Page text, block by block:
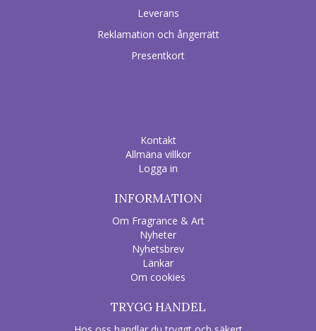
Leverans
Reklamation och ångerrätt
Presentkort
Kontakt
Allmäna villkor
Logga in
INFORMATION
Om Fragrance & Art
Nyheter
Nyhetsbrev
Länkar
Om cookies
TRYGG HANDEL